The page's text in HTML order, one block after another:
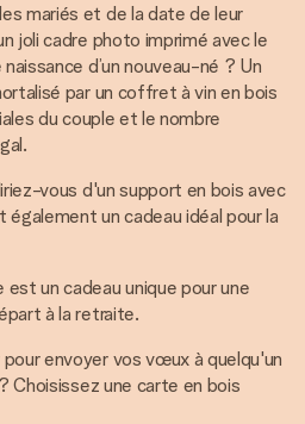
mariés et de la date de leur
joli cadre photo imprimé avec le
d’un nouveau-né ? Un
par un coffret à vin en bois
du couple et le nombre
vous d'un support en bois avec
un cadeau idéal pour la
un cadeau unique pour une
à la retraite.
envoyer vos vœux à quelqu'un
Choisissez une carte en bois